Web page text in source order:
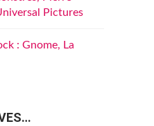
Pictures
: Gnome, La